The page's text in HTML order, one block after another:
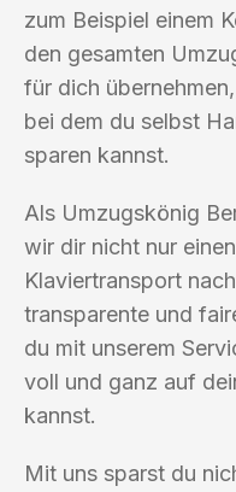
zum Beispiel einem
den gesamten
für dich
bei dem du selbst
sparen kannst.
Als Umzugskönig
wir dir nicht nur
Klaviertransport
transparente und
du mit unserem
voll und ganz auf
kannst.
Mit uns sparst du